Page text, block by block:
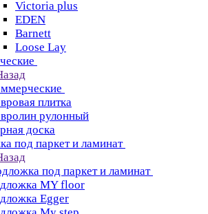
Victoria plus
EDEN
Barnett
Loose Lay
плитка
рулонный
доска
под паркет и ламинат
под паркет и ламинат
MY floor
Egger